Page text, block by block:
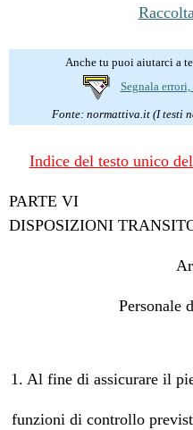
Anche tu puoi aiutarci a
Segnala
Fonte: normattiva.it (I testi
Indice del testo unico
PARTE VI
DISPOSIZIONI
Personale
1. Al fine di assicurare il
funzioni di controllo